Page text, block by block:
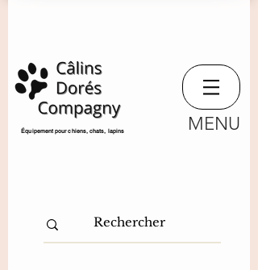
​Équipement pour chiens, chats, lapins MENU